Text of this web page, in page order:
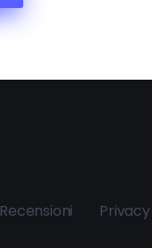
Recensioni Privacy